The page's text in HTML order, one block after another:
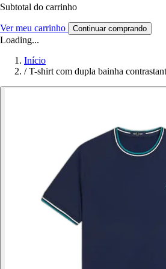
Subtotal do carrinho
Ver meu carrinho Continuar comprando
Loading...
Início
/ T-shirt com dupla bainha